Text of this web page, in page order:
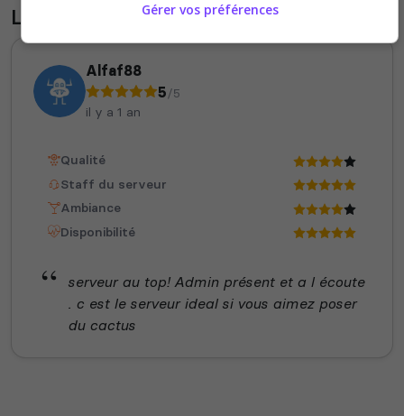
Liste des avis du serveur
Alfaf88
5/5
il y a 1 an
Qualité
Staff du serveur
Ambiance
Disponibilité
serveur au top! Admin présent et a l écoute
. c est le serveur ideal si vous aimez poser
du cactus
Gérer vos préférences